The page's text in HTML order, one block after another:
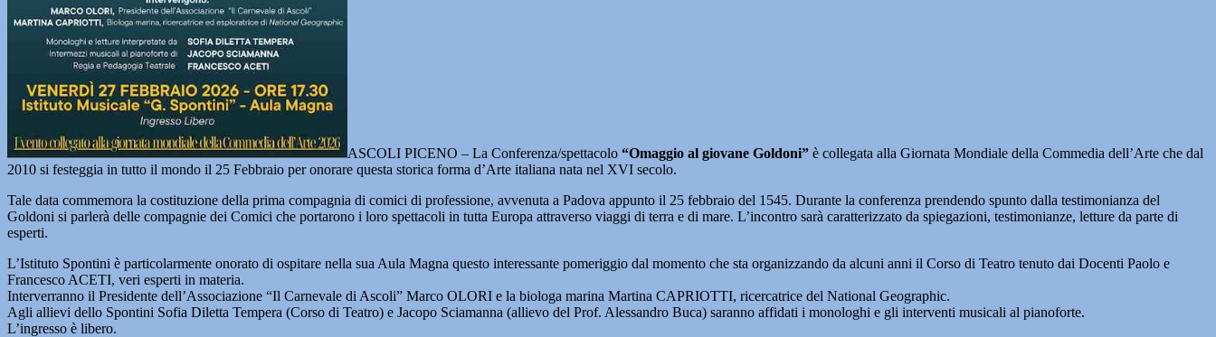
ASCOLI PICENO – La Conferenza/spettacolo “Omaggio al giovane Goldoni” è collegata alla Giornata Mondiale della Commedia dell’Arte che dal
2010 si festeggia in tutto il mondo il 25 Febbraio per onorare questa storica forma d’Arte italiana nata nel XVI secolo.
Tale data commemora la costituzione della prima compagnia di comici di professione, avvenuta a Padova appunto il 25 febbraio del 1545. Durante la conferenza prendendo spunto dalla testimonianza del
Goldoni si parlerà delle compagnie dei Comici che portarono i loro spettacoli in tutta Europa attraverso viaggi di terra e di mare. L’incontro sarà caratterizzato da spiegazioni, testimonianze, letture da parte di
esperti.
L’Istituto Spontini è particolarmente onorato di ospitare nella sua Aula Magna questo interessante pomeriggio dal momento che sta organizzando da alcuni anni il Corso di Teatro tenuto dai Docenti Paolo e
Francesco ACETI, veri esperti in materia.
Interverranno il Presidente dell’Associazione “Il Carnevale di Ascoli” Marco OLORI e la biologa marina Martina CAPRIOTTI, ricercatrice del National Geographic.
Agli allievi dello Spontini Sofia Diletta Tempera (Corso di Teatro) e Jacopo Sciamanna (allievo del Prof. Alessandro Buca) saranno affidati i monologhi e gli interventi musicali al pianoforte.
L’ingresso è libero.